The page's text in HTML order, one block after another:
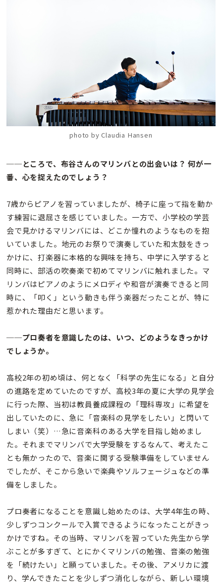
photo by Claudia Hansen
──ところで、布谷さんのマリンバとの出会いは？ 何が一
番、心を捉えたのでしょう？
7歳からピアノを習っていましたが、椅子に座って指を動か
す練習に退屈さを感じていました。一方で、小学校の学芸
会で見かけるマリンバには、どこか憧れのようなものを抱
いていました。地元のお祭りで演奏していた和太鼓をきっ
かけに、打楽器に本格的な興味を持ち、中学に入学すると
同時に、部活の吹奏楽で初めてマリンバに触れました。マ
リンバはピアノのようにメロディや和音が演奏できると同
時に、「叩く」という動きも伴う楽器だったことが、特に
惹かれた理由だと思います。
──プロ奏者を意識したのは、いつ、どのようなきっかけ
でしょうか。
高校2年の初め頃は、何となく「科学の先生になる」と自分
の進路を定めていたのですが、高校3年の夏に大学の見学会
に行った際、当初は教員養成課程の「理科専攻」に希望を
出していたのに、急に「音楽科の見学をしたい」と閃いて
しまい（笑）…急に音楽科のある大学を目指し始めまし
た。それまでマリンバで大学受験をするなんて、考えたこ
とも無かったので、音楽に関する受験準備をしていません
でしたが、そこから急いで楽典やソルフェージュなどの準
備をしました。
プロ奏者になることを意識し始めたのは、大学4年生の時、
少しずつコンクールで入賞できるようになったことがきっ
かけですね。その当時、マリンバを習っていた先生から学
ぶことが多すぎて、とにかくマリンバの勉強、音楽の勉強
を「続けたい」と願っていました。その後、アメリカに渡
り、学んできたことを少しずつ消化しながら、新しい環境